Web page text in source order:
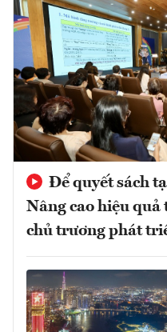
Để quyết sách
Nâng cao hiệu quả
chủ trương phát